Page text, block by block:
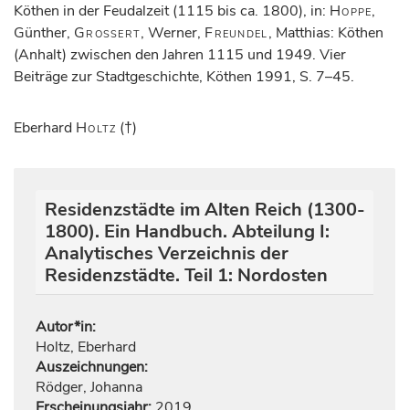
Köthen in der Feudalzeit (1115 bis ca. 1800), in: Hoppe,
Günther, Grossert, Werner, Freundel, Matthias: Köthen
(Anhalt) zwischen den Jahren 1115 und 1949. Vier
Beiträge zur Stadtgeschichte, Köthen 1991, S. 7–45.
Eberhard Holtz (†)
Residenzstädte im Alten Reich (1300-
1800). Ein Handbuch. Abteilung I:
Analytisches Verzeichnis der
Residenzstädte. Teil 1: Nordosten
Autor*in:
Holtz, Eberhard
Auszeichnungen:
Rödger, Johanna